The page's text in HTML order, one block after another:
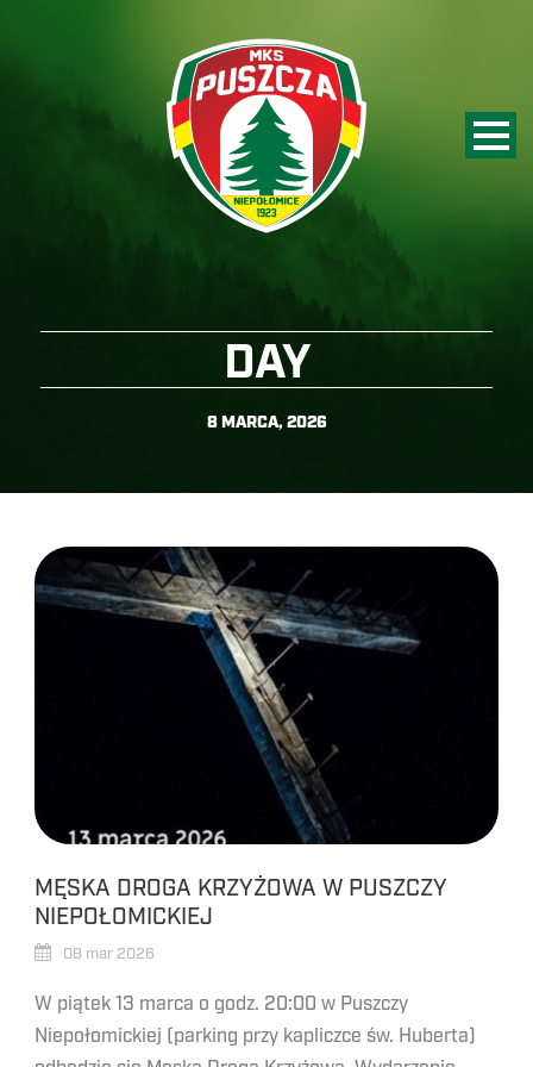
DAY
8 MARCA, 2026
MĘSKA DROGA KRZYŻOWA W PUSZCZY
NIEPOŁOMICKIEJ
08 mar 2026
W piątek 13 marca o godz. 20:00 w Puszczy
Niepołomickiej (parking przy kapliczce św. Huberta)